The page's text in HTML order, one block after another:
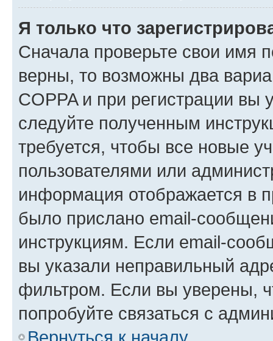
Я только что
Сначала проверьте свои имя
верны, то возможны два
COPPA и при регистрации вы
следуйте полученным
требуется, чтобы все новые
пользователями или
информация отображается в
было прислано email-
инструкциям. Если email-
вы указали неправильный
фильтром. Если вы уверены,
попробуйте связаться с
Вернуться к началу